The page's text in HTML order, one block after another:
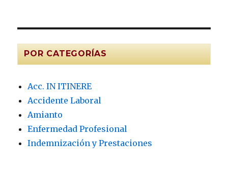
POR CATEGORÍAS
Acc. IN ITINERE
Accidente Laboral
Amianto
Enfermedad Profesional
Indemnización y Prestaciones